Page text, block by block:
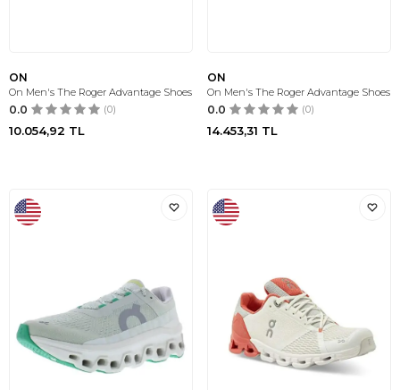
ON
On Men's The Roger Advantage Shoes
0.0 (0)
10.054,92 TL
ON
On Men's The Roger Advantage Shoes
0.0 (0)
14.453,31 TL